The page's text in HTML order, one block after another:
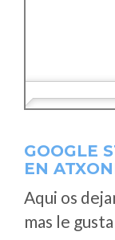
GOOGLE
EN
Aqui os
mas le